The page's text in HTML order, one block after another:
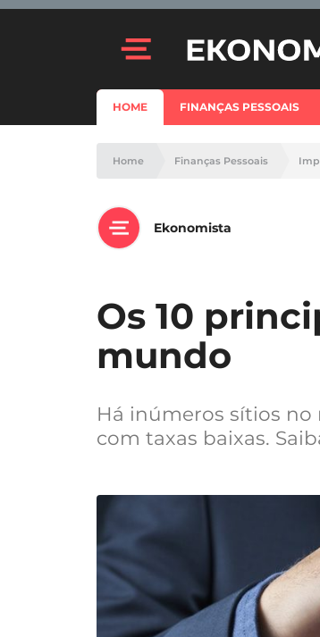
HOME FINANÇAS PESSOAIS
Home Finanças Pessoais
Ekonomista
Os 10
mundo
Há inúmeros sítios
com taxas baixas.